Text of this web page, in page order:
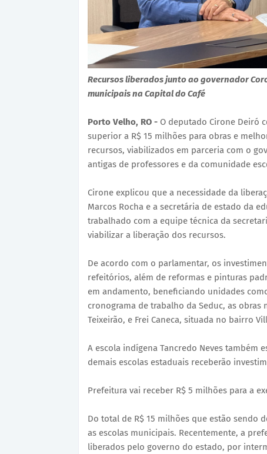
Recursos liberados junto ao governador
municipais na Capital do Café
Porto Velho, RO - O deputado Cirone Deiró
superior a R$ 15 milhões para obras e
recursos, viabilizados em parceria com o
antigas de professores e da comunidade
Cirone explicou que a necessidade da
Marcos Rocha e a secretária de estado da
trabalhado com a equipe técnica da
viabilizar a liberação dos recursos.
De acordo com o parlamentar, os
refeitórios, além de reformas e pinturas
em andamento, beneficiando unidades
cronograma de trabalho da Seduc, as
Teixeirão, e Frei Caneca, situada no bairro
A escola indígena Tancredo Neves também
demais escolas estaduais receberão
Prefeitura vai receber R$ 5 milhões para a
Do total de R$ 15 milhões que estão sendo
as escolas municipais. Recentemente, a
liberados pelo governo do estado, por